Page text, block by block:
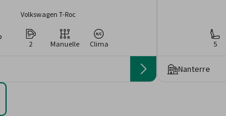
Volkswagen T-Roc
2 Manuelle Clima 5
Nanterre